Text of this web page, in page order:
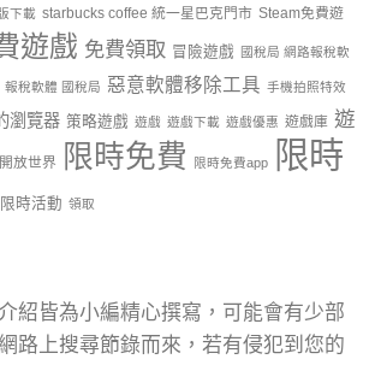
下載 starbucks coffee 統一星巴克門市 Steam免費遊
遊戲 免費領取 冒險遊戲 國稅局 網路報稅軟
報稅軟體 國稅局 惡意軟體移除工具 手機拍照特效
瀏覽器 策略遊戲 遊戲 遊戲下載 遊戲優惠 遊戲庫 遊
開放世界 限時免費 限時免費app
限時
限時活動 領取
紹皆為小編精心撰寫，可能會有少部
路上搜尋節錄而來，若有侵犯到您的